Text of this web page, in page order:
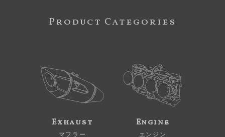
Product Categories
Exhaust
マフラー
Engine
エンジン